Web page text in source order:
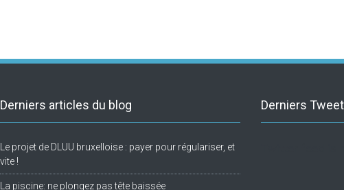
Derniers articles du blog
Le projet de DLUU bruxelloise : payer pour régulariser, et
vite !
La piscine: ne plongez pas tête baissée
Derniers